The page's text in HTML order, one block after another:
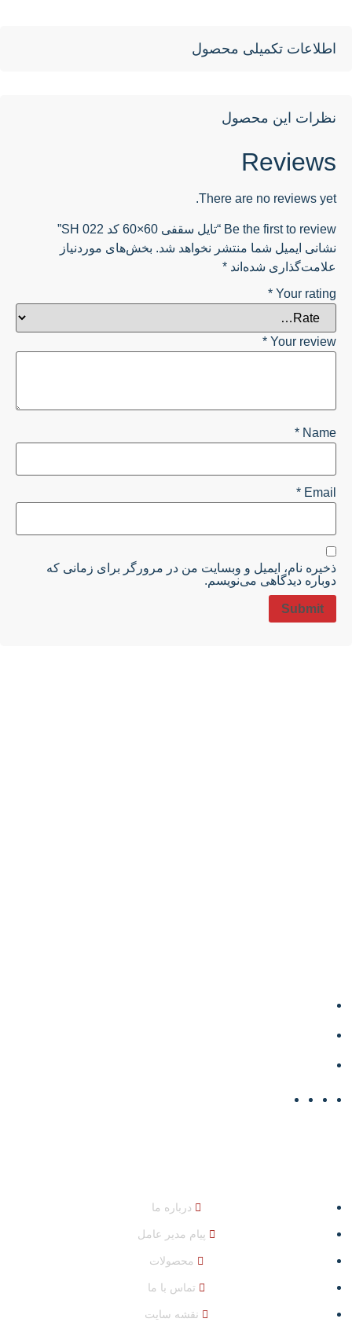
اطلاعات تکمیلی محصول
نظرات این محصول
Reviews
There are no reviews yet.
Be the first to review “تایل سقفی 60×60 کد SH 022”
نشانی ایمیل شما منتشر نخواهد شد. بخش‌های موردنیاز
علامت‌گذاری شده‌اند *
Your rating
*
Your review
*
Name
*
Email
*
ذخیره نام، ایمیل و وبسایت من در مرورگر برای زمانی که
دوباره دیدگاهی می‌نویسم.
درباره ما
پیام مدیر عامل
محصولات
تماس با ما
نقشه سایت